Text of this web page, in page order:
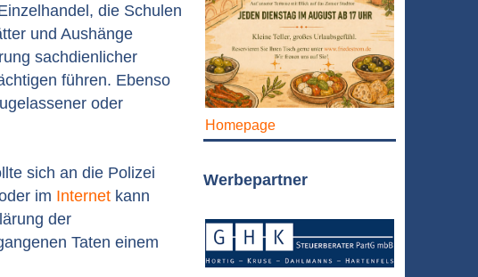
die Schulen
und Aushänge
sachdienlicher
führen. Ebenso
oder
sich an die Polizei
im Internet kann
der
Taten einem
Homepage
Werbepartner